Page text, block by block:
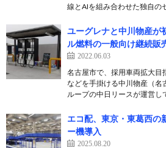
線とAIを組み合わせた独自の
ユーグレナと中川物産が
ル燃料の一般向け継続販
2022.06.03
名古屋市で、採用車両拡大目
などを手掛ける中川物産（
ループの中日リースが運営
エコ配、東京・東葛西の
ー機導入
2025.08.20